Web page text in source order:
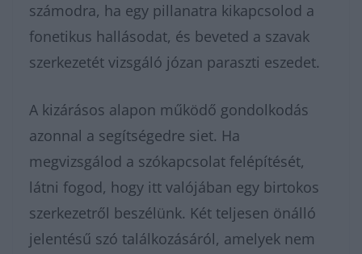
számodra, ha egy pillanatra kikapcsolod a
fonetikus hallásodat, és beveted a szavak
szerkezetét vizsgáló józan paraszti eszedet.
A kizárásos alapon működő gondolkodás
azonnal a segítségedre siet. Ha
megvizsgálod a szókapcsolat felépítését,
látni fogod, hogy itt valójában egy birtokos
szerkezetről beszélünk. Két teljesen önálló
jelentésű szó találkozásáról, amelyek nem